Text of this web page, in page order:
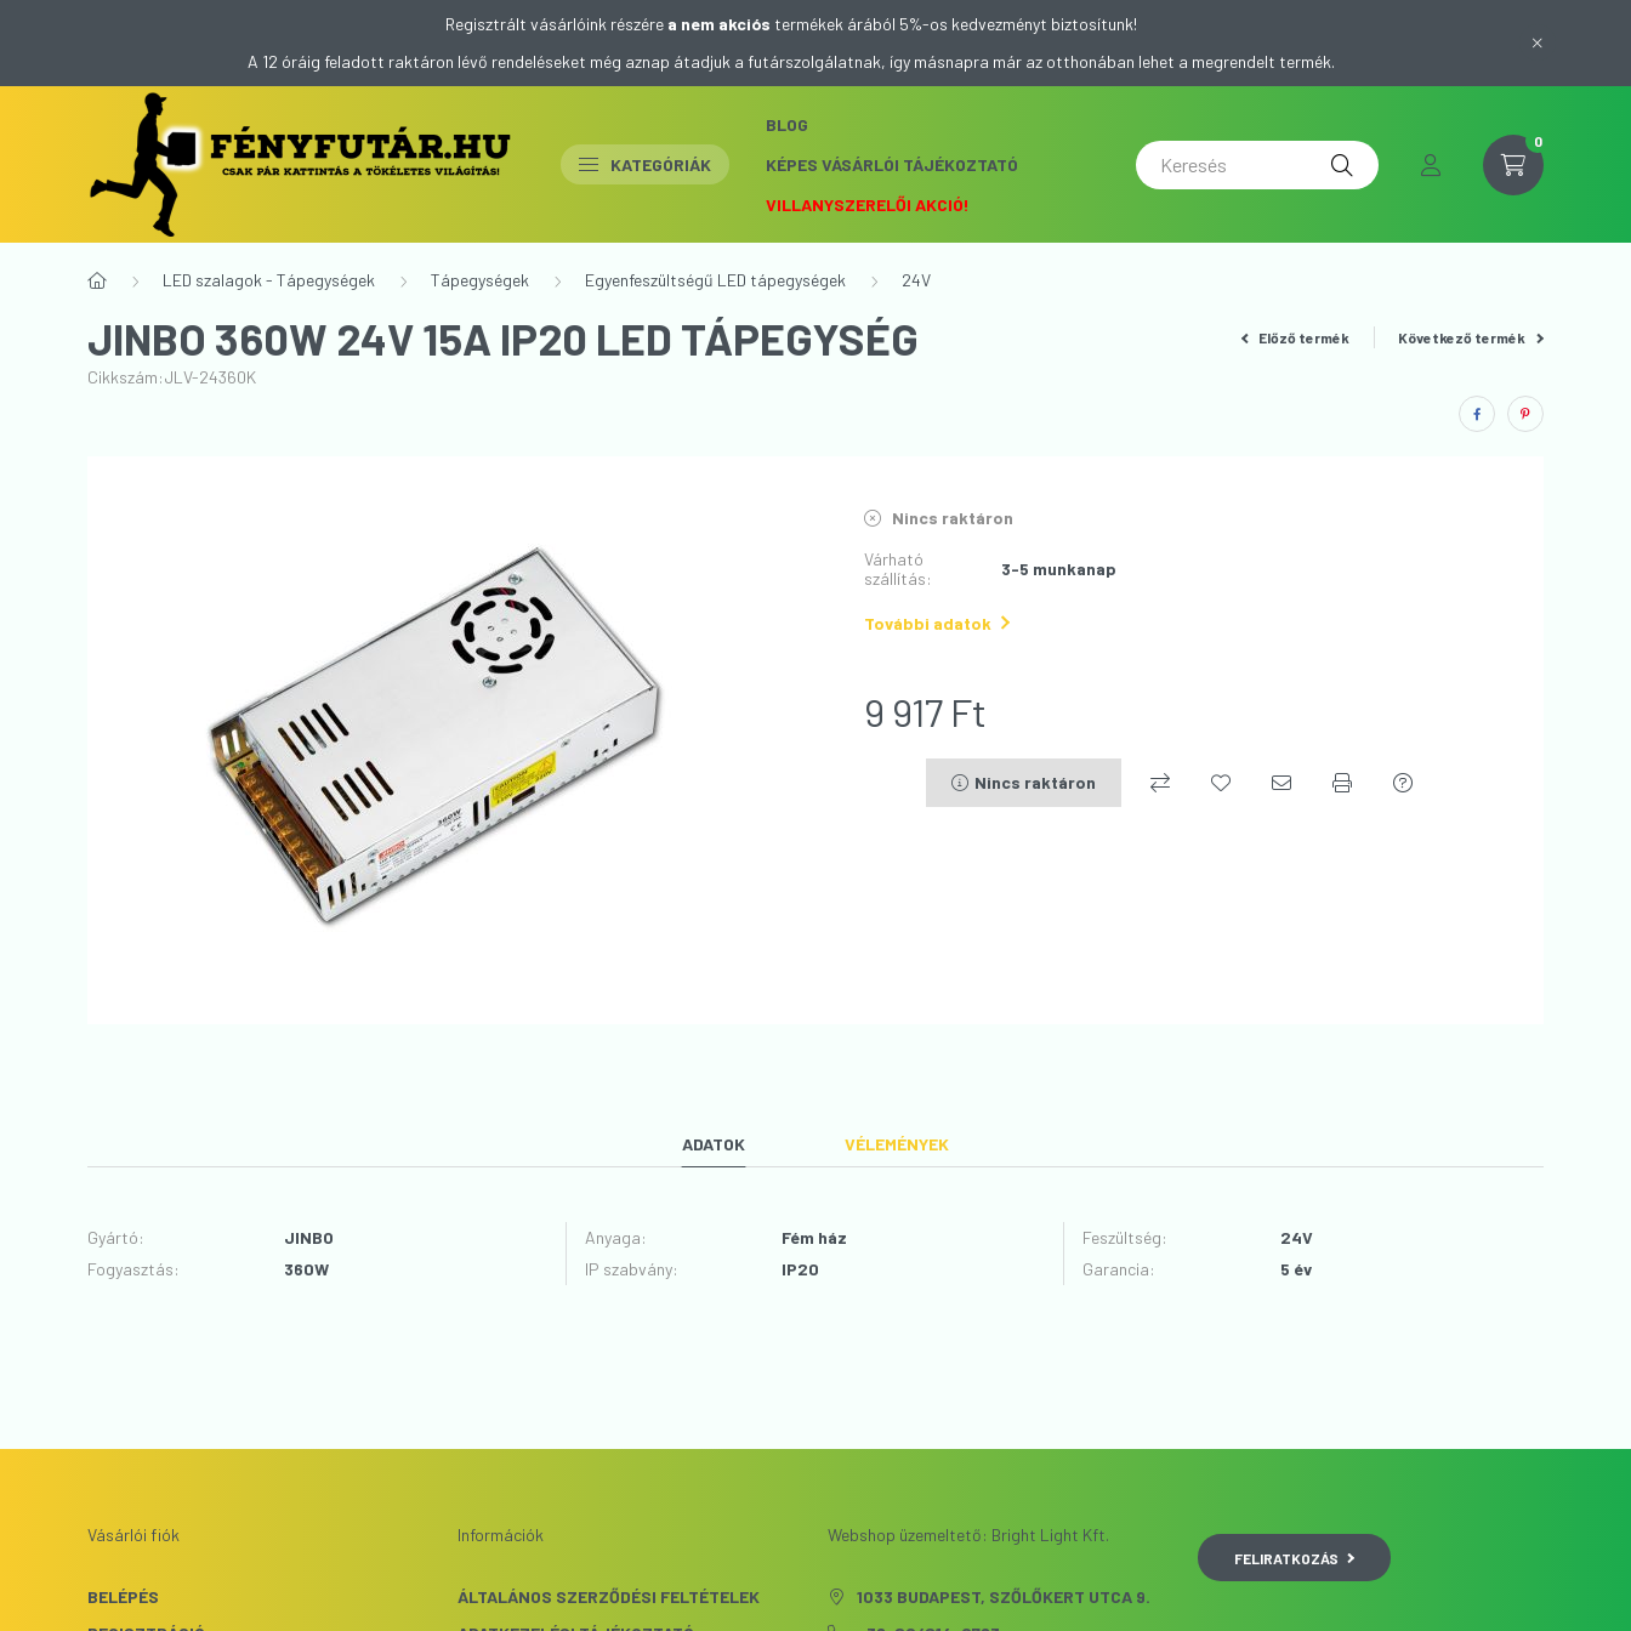
Regisztrált vásárlóink részére a nem akciós termékek árából 5%-os kedvezményt biztosítunk!
A 12 óráig feladott raktáron lévő rendeléseket még aznap átadjuk a futárszolgálatnak, így másnapra már az otthonában lehet a megrendelt termék.
KATEGÓRIÁK
BLOG
KÉPES VÁSÁRLÓI TÁJÉKOZTATÓ
VILLANYSZERELŐI AKCIÓ!
0
LED szalagok - Tápegységek Tápegységek Egyenfeszültségű LED tápegységek 24V
Előző termék Következő termék
JINBO 360W 24V 15A IP20 LED TÁPEGYSÉG
Cikkszám:JLV-24360K
Nincs raktáron
Várható
szállítás: 3-5 munkanap
További adatok
9 917 Ft
Nincs raktáron
ADATOK VÉLEMÉNYEK
Gyártó: JINBO Anyaga: Fém ház Feszültség:
24V
Fogyasztás: 360W IP szabvány: IP20 Garancia: 5 év
Vásárlói fiók
BELÉPÉS
Információk
ÁLTALÁNOS SZERZŐDÉSI FELTÉTELEK
Webshop üzemeltető: Bright Light Kft.
1033 BUDAPEST, SZŐLŐKERT UTCA 9.
FELIRATKOZÁS